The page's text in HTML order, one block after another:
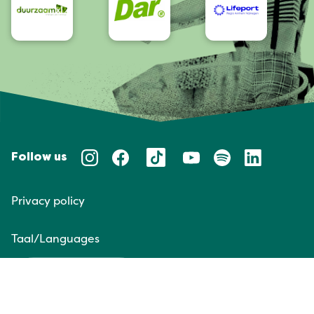
Follow us
Privacy policy
Taal/Languages